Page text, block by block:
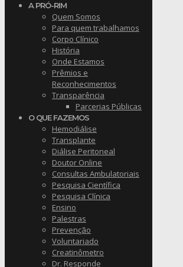
A PRÓ-RIM
Quem Somos
Para quem trabalhamos
Corpo Clínico
História
Onde Estamos
Prêmios e
Reconhecimentos
Transparência
Parcerias Públicas
O QUE FAZEMOS
Hemodiálise
Transplante
Diálise Peritoneal
Doutor Online
Consultas Ambulatoriais
Pesquisa Científica
Pesquisa Clínica
Ensino
Palestras
Prevenção
Voluntariado
Creatinômetro
Dr. Responde